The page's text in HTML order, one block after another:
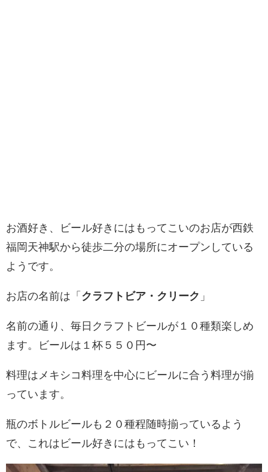
お酒好き、ビール好きにはもってこいのお店が西鉄
福岡天神駅から徒歩二分の場所にオープンしている
ようです。
お店の名前は「 クラフトビア・クリーク 」
名前の通り、毎日クラフトビールが１０種類楽しめ
ます。ビールは１杯５５０円〜
料理はメキシコ料理を中心にビールに合う料理が揃
っています。
瓶のボトルビールも２０種程随時揃っているよう
で、これはビール好きにはもってこい！